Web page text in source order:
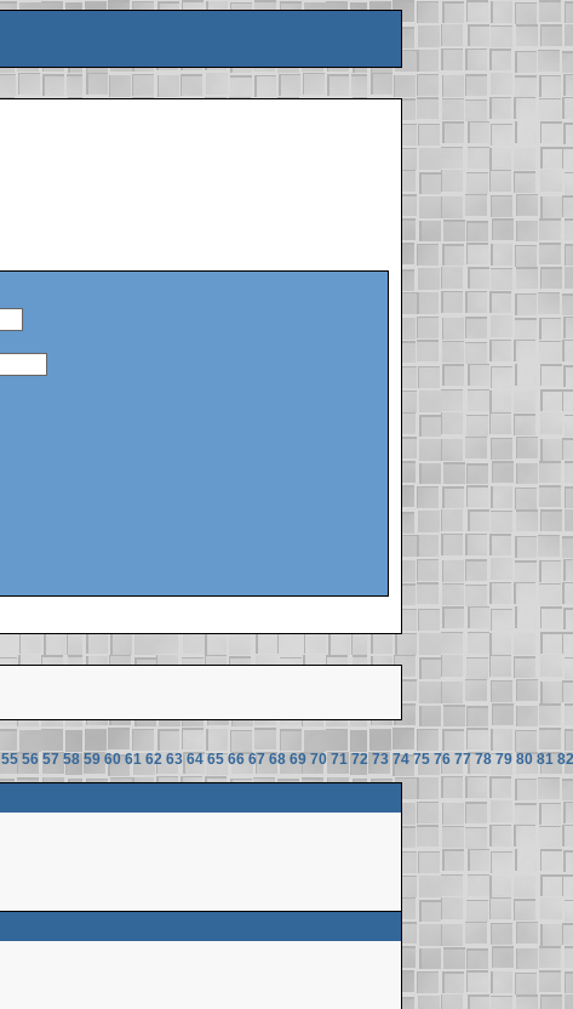
55 56 57 58 59 60 61 62 63 64 65 66 67 68 69 70 71 72 73 74 75 76 77 78 79 80 81 82